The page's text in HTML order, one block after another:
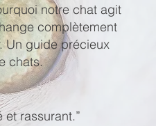
notre chat agit
complètement
Un guide précieux
chats.
et rassurant.”